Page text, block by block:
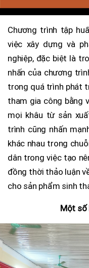
Chương trình tập
việc xây dựng và
nghiệp, đặc biệt là
nhấn của chương
trong quá trình phát
tham gia công bằng
mọi khâu từ sản
trình cũng nhấn
khác nhau trong
dân trong việc tạo
đồng thời thảo luận
cho sản phẩm sinh
Một số